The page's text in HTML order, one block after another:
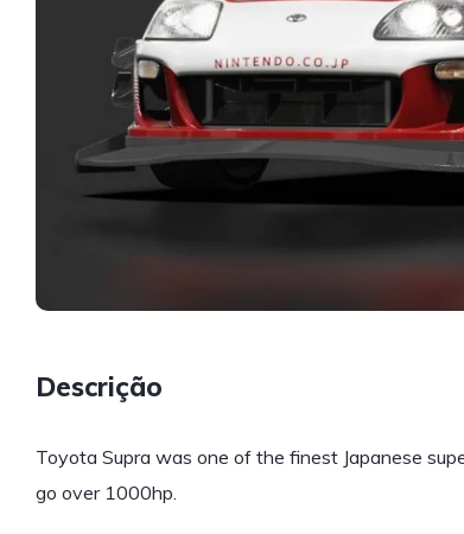
Descrição
Toyota Supra was one of the finest Japanese
go over 1000hp.